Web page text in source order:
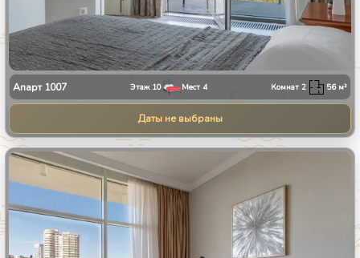
Апарт 1007 Этаж 10 Мест 4 Комнат2 56м²
Даты не выбраны